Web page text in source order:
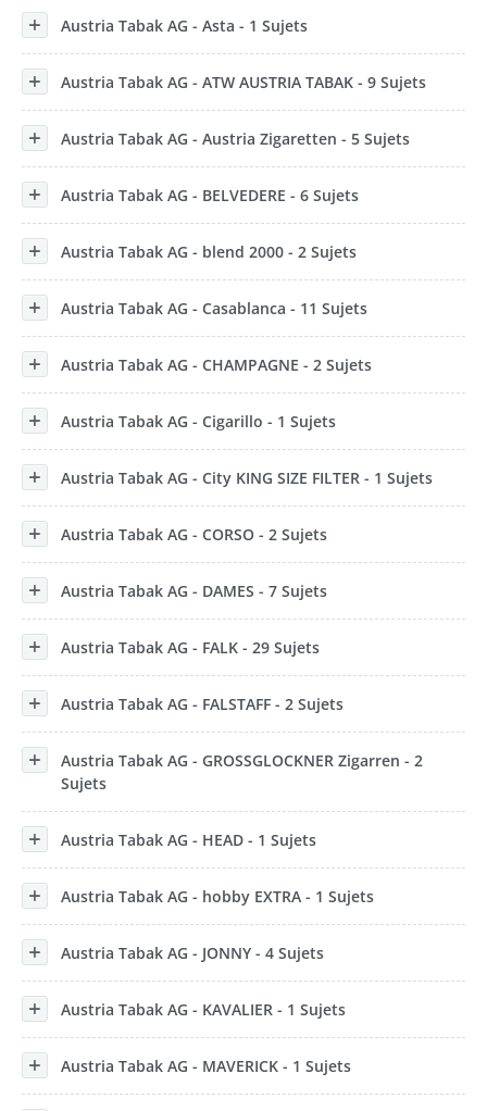
Austria Tabak AG - Asta - 1 Sujets
Austria Tabak AG - ATW AUSTRIA TABAK - 9 Sujets
Austria Tabak AG - Austria Zigaretten - 5 Sujets
Austria Tabak AG - BELVEDERE - 6 Sujets
Austria Tabak AG - blend 2000 - 2 Sujets
Austria Tabak AG - Casablanca - 11 Sujets
Austria Tabak AG - CHAMPAGNE - 2 Sujets
Austria Tabak AG - Cigarillo - 1 Sujets
Austria Tabak AG - City KING SIZE FILTER - 1 Sujets
Austria Tabak AG - CORSO - 2 Sujets
Austria Tabak AG - DAMES - 7 Sujets
Austria Tabak AG - FALK - 29 Sujets
Austria Tabak AG - FALSTAFF - 2 Sujets
Austria Tabak AG - GROSSGLOCKNER Zigarren - 2
Sujets
Austria Tabak AG - HEAD - 1 Sujets
Austria Tabak AG - hobby EXTRA - 1 Sujets
Austria Tabak AG - JONNY - 4 Sujets
Austria Tabak AG - KAVALIER - 1 Sujets
Austria Tabak AG - MAVERICK - 1 Sujets